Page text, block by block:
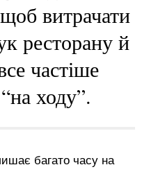
витрачати
ресторану й
частіше
ходу”.
багато часу на